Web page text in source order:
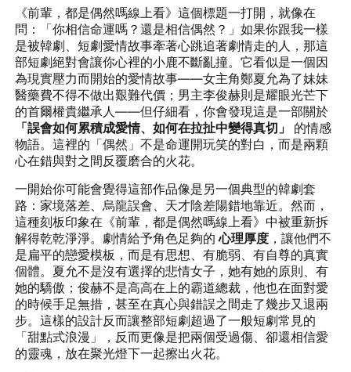
《前輩，都是偶然嗎線上看》這個標題一打開，就像在
問：「你相信命運嗎？還是相信偶然？」如果你跟我一樣
是被韓劇、短劇愛情故事牽著心跳追著劇情走的人，那這
部短劇絕對會讓你心裡的小鹿不斷亂撞。它看似是一個因
為現實壓力而開始的愛情故事——女主角鄭夏允為了妹妹
醫藥費不得不做出艱難代價；男主李俊赫則是耀眼光芒下
的首爾權貴繼承人——但仔細看，你會發現這是一部關於
「誤會如何累積成愛情、如何在拉扯中變得真切 」
的情感
物語。這裡的「偶然」不是命運開玩笑的對白，而是兩顆
心在錯與對之間反覆磨合的火花。
一開始你可能會覺得這部作品像是另一個典型的韓劇套
路：家境落差、烏龍誤會、天才陰差陽錯地靠近。然而，
這種刻板印象在《前輩，都是偶然嗎線上看》中被重新拆
解得乾乾淨淨。劇情給予角色足夠的心理厚度 ，讓他們不
是扁平的戀愛模板，而是有思想、有脆弱、有自尊的真實
個體。夏允不是沒有選擇的悲情女子，她有她的原則、有
她的驕傲；俊赫不是高高在上的霸道總裁，他也在面對愛
的時候手足無措，甚至在真心與錯誤之間走了幾步又退兩
步。這樣的設計反而讓整部短劇超過了一般短劇常見的
「甜點式浪漫」，反而更像是把兩個受過傷、卻還相信愛
的靈魂，放在聚光燈下一起擦出火花。